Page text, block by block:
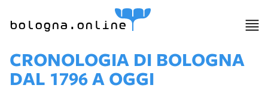
bologna.online
CRONOLOGIA DI BOLOGNA
DAL 1796 A OGGI